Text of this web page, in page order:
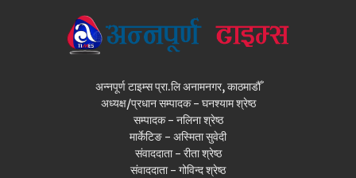
अन्नपूर्ण टाइम्स प्रा.लि अनामनगर, काठमाडौँ
अध्यक्ष/प्रधान सम्पादक - घनश्याम श्रेष्ठ
सम्पादक - नलिना श्रेष्ठ
मार्केटिङ - अस्मिता सुवेदी
संवाददाता - रीता श्रेष्ठ
संवाददाता - गोविन्द श्रेष्ठ